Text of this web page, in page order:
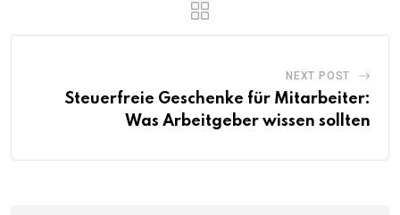
NEXT POST
Steuerfreie Geschenke für Mitarbeiter:
Was Arbeitgeber wissen sollten